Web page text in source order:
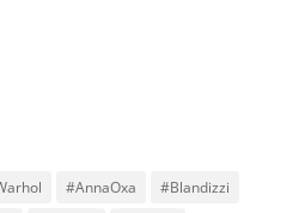
#AnnaOxa
#Blandizzi